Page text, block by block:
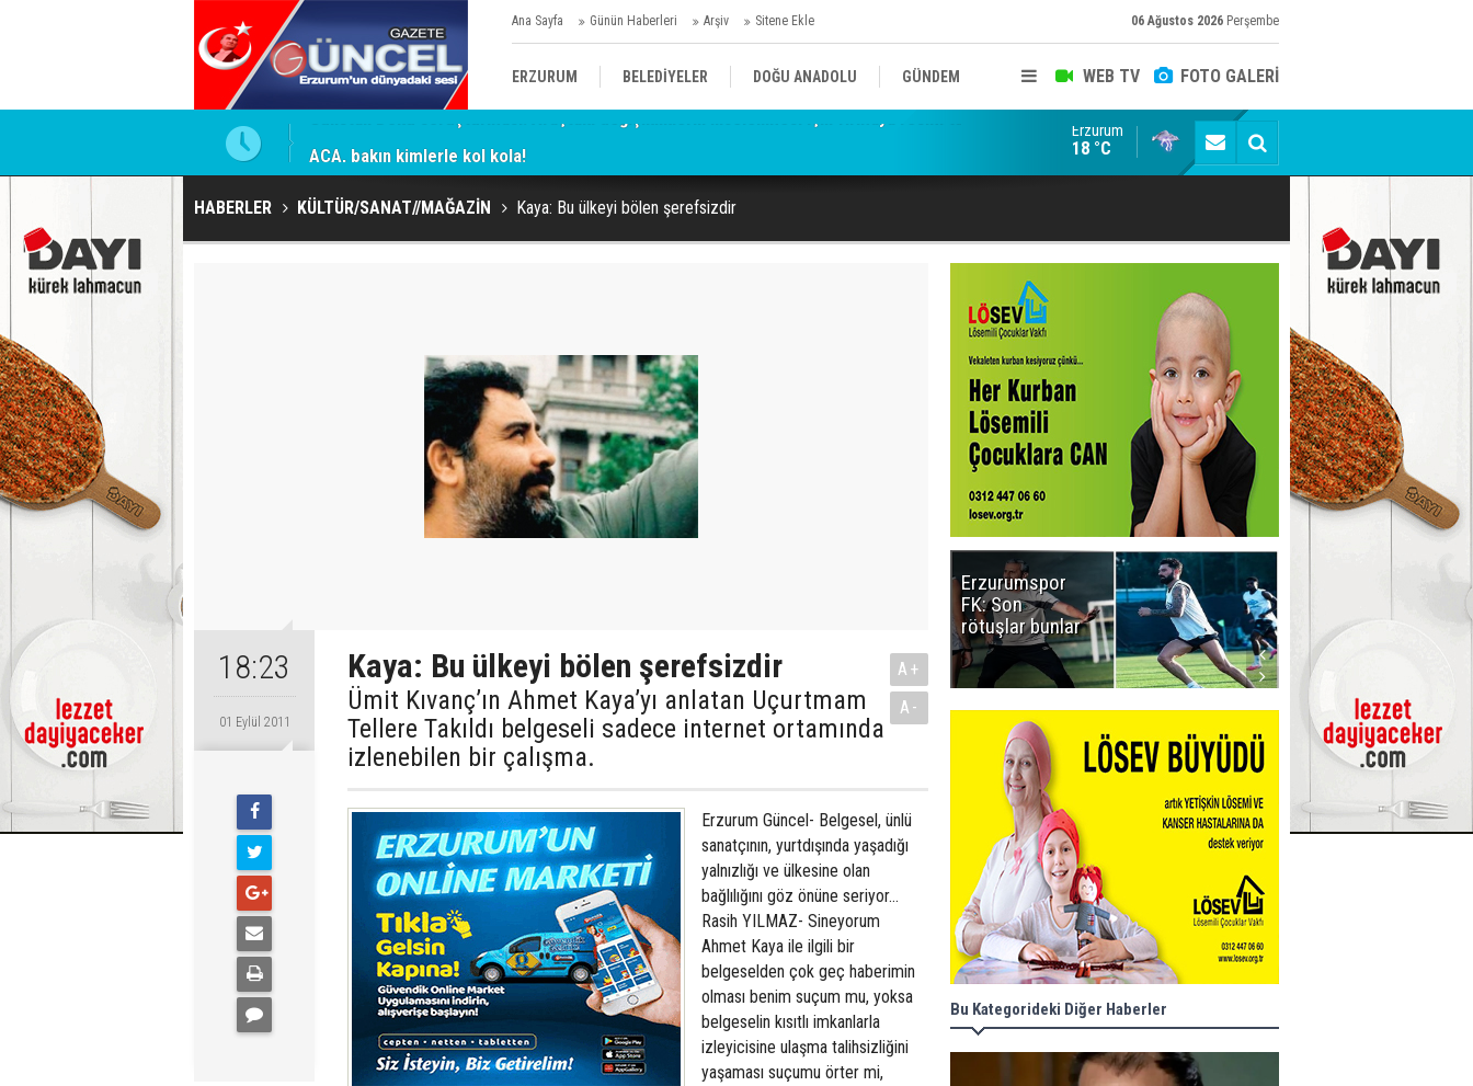
Ana Sayfa Günün Haberleri Arşiv Sitene Ekle 06 Ağustos 2026 Perşembe
WEB TV FOTO GALERİ
ERZURUM BELEDİYELER DOĞU ANADOLU GÜNDEM
KÜLTÜR/SANAT//MAĞAZİN
için firmaya resmi talimat Erzurumspor FK: Son rötuşlar bunlar
Erzurum
18 °C
HABERLER KÜLTÜR/SANAT//MAĞAZİN Kaya: Bu ülkeyi bölen şerefsizdir
18:23
01 Eylül 2011
Kaya: Bu ülkeyi bölen şerefsizdir
Ümit Kıvanç’ın Ahmet Kaya’yı anlatan Uçurtmam
Tellere Takıldı belgeseli sadece internet ortamında
izlenebilen bir çalışma.
A+
A-
Erzurum Güncel- Belgesel, ünlü
sanatçının, yurtdışında yaşadığı
yalnızlığı ve ülkesine olan
bağlılığını göz önüne seriyor...
Rasih YILMAZ- Sineyorum
Ahmet Kaya ile ilgili bir
belgeselden çok geç haberimin
olması benim suçum mu, yoksa
belgeselin kısıtlı imkanlarla
izleyicisine ulaşma talihsizliğini
yaşaması suçumu örter mi,
Erzurumspor
FK: Son
rötuşlar bunlar
Bu Kategorideki Diğer Haberler